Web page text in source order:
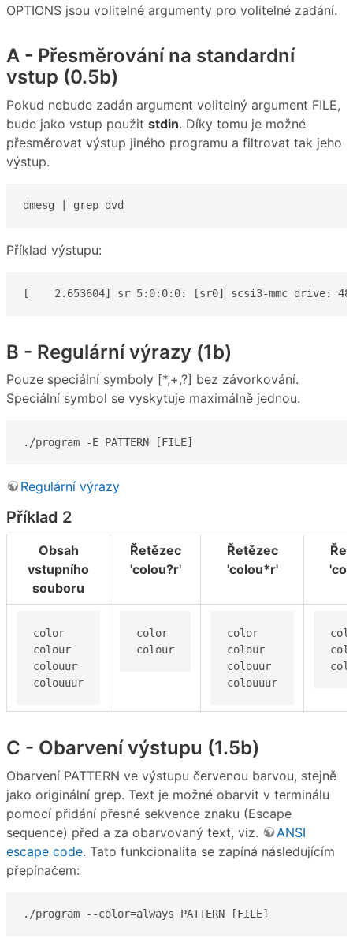
OPTIONS jsou volitelné argumenty pro volitelné zadání.
A - Přesměrování na standardní
vstup (0.5b)
Pokud nebude zadán argument volitelný argument FILE,
bude jako vstup použit stdin. Díky tomu je možné
přesměrovat výstup jiného programu a filtrovat tak jeho
výstup.
dmesg | grep dvd
Příklad výstupu:
[    2.653604] sr 5:0:0:0: [sr0] scsi3-mmc drive:
B - Regulární výrazy (1b)
Pouze speciální symboly [*,+,?] bez závorkování.
Speciální symbol se vyskytuje maximálně jednou.
./program -E PATTERN [FILE]
Regulární výrazy
Příklad 2
Obsah
vstupního
souboru
Řetězec
'colou?r'
Řetězec
'colou*r'
color
colour
colouur
colouuur
color
colour
color
colour
colouur
colouuur
C - Obarvení výstupu (1.5b)
Obarvení PATTERN ve výstupu červenou barvou, stejně
jako originální grep. Text je možné obarvit v terminálu
pomocí přidání přesné sekvence znaku (Escape
sequence) před a za obarvovaný text, viz.
ANSI
escape code. Tato funkcionalita se zapíná následujícím
přepínačem:
./program --color=always PATTERN [FILE]